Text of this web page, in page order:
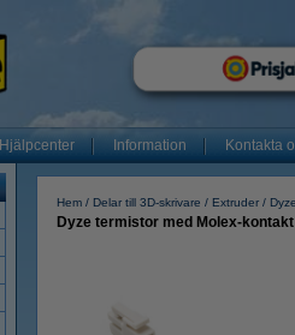
Hjälpcenter Information Kontakta
Hem Delar till 3D-skrivare Extruder Dyze
Dyze termistor med Molex-kontakt